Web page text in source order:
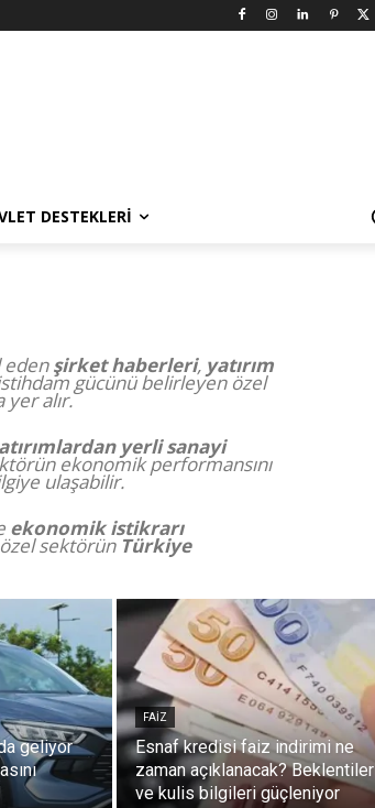
DESTEKLERI
edenşirket haberleri, yatırım
gücünü belirleyen özel
alır.
yerli sanayi
ekonomik performansını
ulaşabilir.
ekonomik istikrarı
sektörün Türkiye
geliyor
FAIZ
Esnaf kredisi faiz indirimi ne
zaman açıklanacak? Beklentiler
ve kulis bilgileri güçleniyor